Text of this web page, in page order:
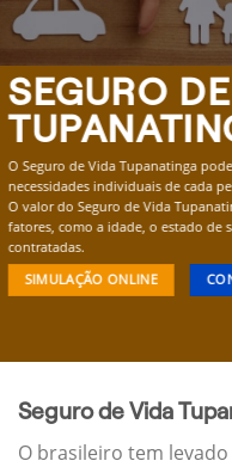
SEGURO
O Seguro de Vida Tupanatinga
necessidades individuais de cada
O valor do Seguro de Vida
fatores, como a idade, o estado de
contratadas.
SIMULAÇÃO ONLINE
Seguro de Vida
O brasileiro tem